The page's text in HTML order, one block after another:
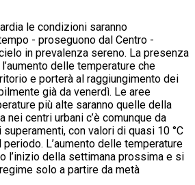
le condizioni saranno
- proseguono dal Centro -
in prevalenza sereno. La presenza
delle temperature che
e porterà al raggiungimento dei
già da venerdì. Le aree
più alte saranno quelle della
nei centri urbani c’è comunque da
con valori di quasi 10 °C
L’aumento delle temperature
l’inizio della settimana prossima e si
solo a partire da metà